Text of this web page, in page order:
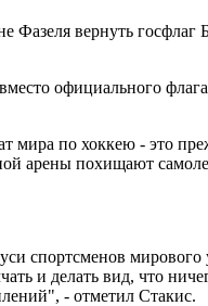
вернуть госфлаг
вместо официального
по хоккею - это
арены похищают
спортсменов
делать вид, что
- отметил Стакис.